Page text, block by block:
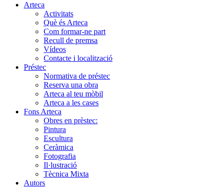
Arteca
Activitats
Què és Arteca
Com formar-ne part
Recull de premsa
Vídeos
Contacte i localització
Préstec
Normativa de préstec
Reserva una obra
Arteca al teu mòbil
Arteca a les cases
Fons Arteca
Obres en prèstec:
Pintura
Escultura
Ceràmica
Fotografia
Il·lustració
Tècnica Mixta
Autors